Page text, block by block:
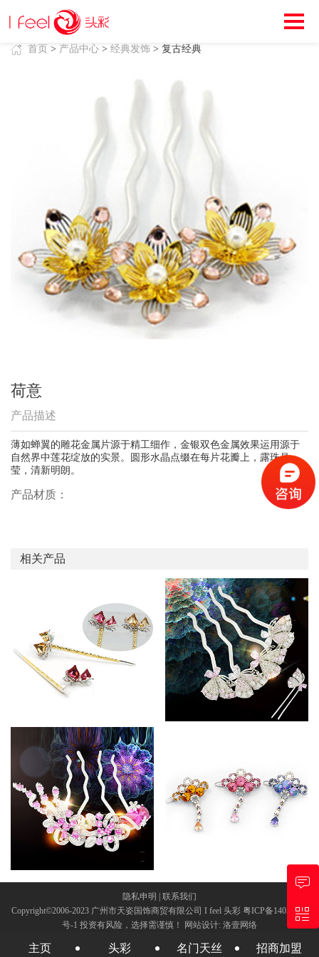
首页 > 产品中心 >经典发饰 > 复古经典
荷意
产品描述
薄如蝉翼的雕花金属片源于精工细作，金银双色金属效果运用源于
自然界中莲花绽放的实景。圆形水晶点缀在每片花瓣上，露珠晶
莹，清新明朗。
产品材质：
相关产品
寿 桃 赏心悦美
中国结
隐私申明 | 联系我们
Copyright©2006-2023 广州市天姿国饰商贸有限公司 I feel 头彩 粤ICP备14055798
号-1 投资有风险，选择需谨慎！ 网站设计: 洛壹网络
主页 头彩 名门天丝 招商加盟